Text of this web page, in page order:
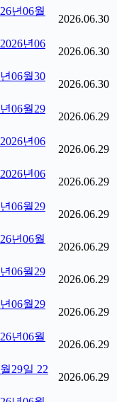
년06월
2026.06.30
년06
2026.06.30
06월30
2026.06.30
06월29
2026.06.29
년06
2026.06.29
년06
2026.06.29
06월29
2026.06.29
년06월
2026.06.29
06월29
2026.06.29
06월29
2026.06.29
년06월
2026.06.29
29일 22
2026.06.29